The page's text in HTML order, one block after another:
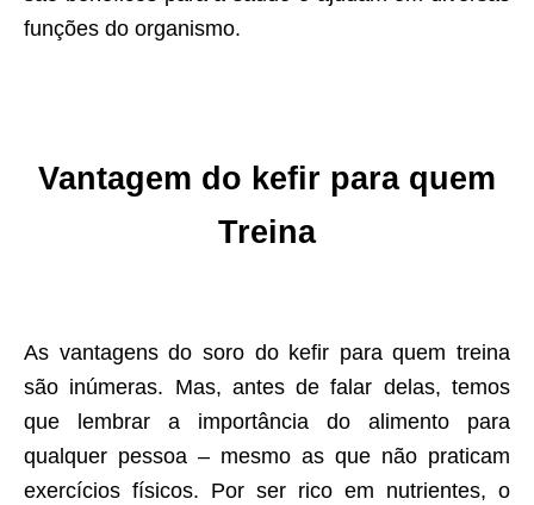
funções do organismo.
Vantagem do kefir para quem
Treina
As vantagens do soro do kefir para quem treina
são inúmeras. Mas, antes de falar delas, temos
que lembrar a importância do alimento para
qualquer pessoa – mesmo as que não praticam
exercícios físicos. Por ser rico em nutrientes, o